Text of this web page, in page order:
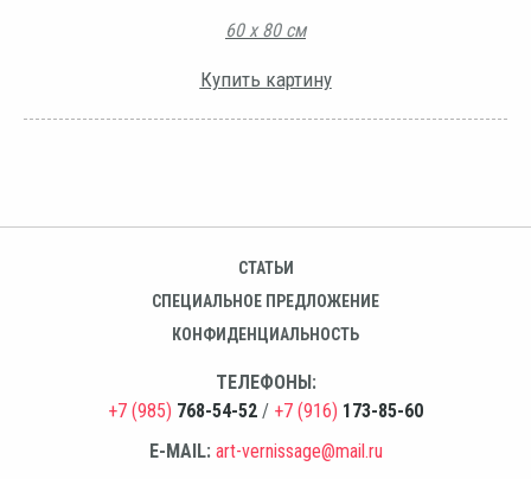
60 х 80 см
Купить картину
СТАТЬИ
СПЕЦИАЛЬНОЕ ПРЕДЛОЖЕНИЕ
КОНФИДЕНЦИАЛЬНОСТЬ
ТЕЛЕФОНЫ:
+7 (985) 768-54-52 / +7 (916) 173-85-60
E-MAIL: art-vernissage@mail.ru